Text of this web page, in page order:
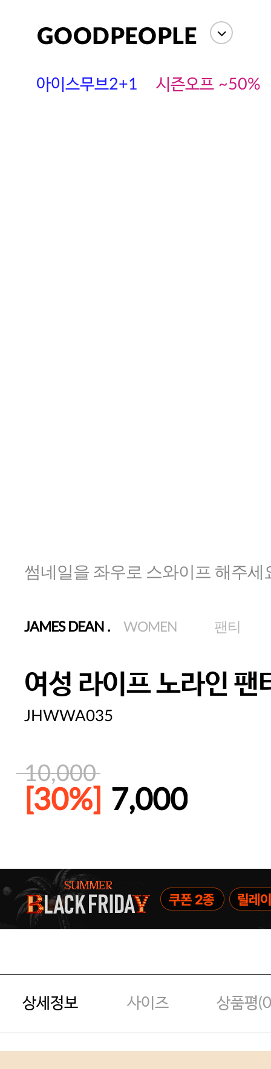
아이스무브2+1 시즌오프 ~50%
썸네일을 좌우로 스와이프 해주세
JAMES DEAN . WOMEN 팬티
여성 라이프 노라인 팬
JHWWA035
10,000
[30%] 7,000
주말특가 20%(8.7~8.9)/5만원 이
[썸머블프] 1만원 할인 쿠폰(8.1~31)
상세정보 사이즈 상품평(0